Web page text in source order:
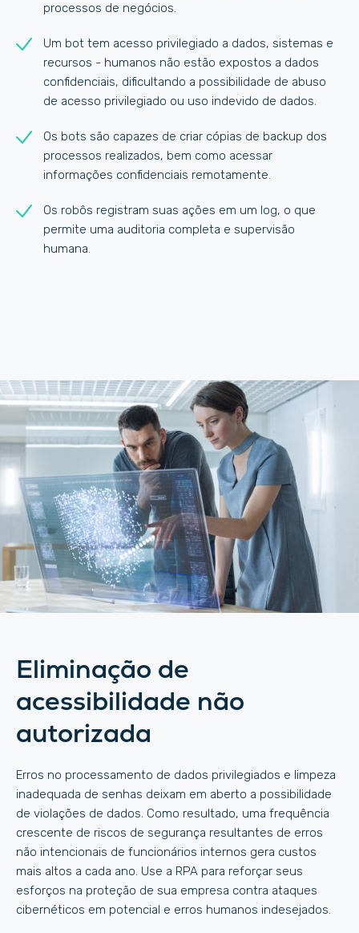
processos de negócios.
Um bot tem acesso privilegiado a dados, sistemas e
recursos - humanos não estão expostos a dados
confidenciais, dificultando a possibilidade de abuso
de acesso privilegiado ou uso indevido de dados.
Os bots são capazes de criar cópias de backup dos
processos realizados, bem como acessar
informações confidenciais remotamente.
Os robôs registram suas ações em um log, o que
permite uma auditoria completa e supervisão
humana.
Eliminação de
acessibilidade não
autorizada
Erros no processamento de dados privilegiados e limpeza
inadequada de senhas deixam em aberto a possibilidade
de violações de dados. Como resultado, uma frequência
crescente de riscos de segurança resultantes de erros
não intencionais de funcionários internos gera custos
mais altos a cada ano. Use a RPA para reforçar seus
esforços na proteção de sua empresa contra ataques
cibernéticos em potencial e erros humanos indesejados.